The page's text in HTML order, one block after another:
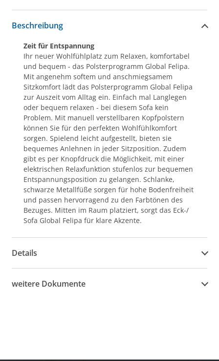
Beschreibung
Zeit für Entspannung
Ihr neuer Wohlfühlplatz zum Relaxen, komfortabel
und bequem - das Polsterprogramm Global Felipa.
Mit angenehm softem und anschmiegsamem
Sitzkomfort lädt das Polsterprogramm Global Felipa
zur Auszeit vom Alltag ein. Einfach mal Langlegen
oder bequem relaxen - bei diesem Sofa kein
Problem. Mit manuell verstellbaren Kopfpolstern
können Sie für den perfekten Wohlfühlkomfort
sorgen. Spielend leicht aufgestellt, bieten sie
bequemes Anlehnen in jeder Sitzposition. Zudem
gibt es per Knopfdruck die Möglichkeit, mit einer
elektrischen Relaxfunktion stufenlos zur bequemen
Entspannungsposition zu gelangen. Schlanke,
schwarze Metallfüße sorgen für hohe Bodenfreiheit
und passen hervorragend zu den Farbtönen des
Bezuges. Mitten im Raum platziert, sorgt das Eck-/
Sofa Global Felipa für klare Akzente.
Details
weitere Dokumente